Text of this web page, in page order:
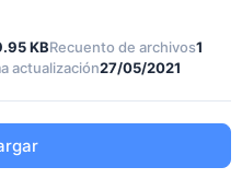
KBRecuento de archivos1
actualización27/05/2021